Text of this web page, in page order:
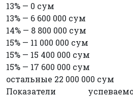
13% — 0 сум
13% — 6 600 000 сум
14% — 8 800 000 сум
15% — 11 000 000 сум
15% — 15 400 000 сум
15% — 17 600 000 сум
остальные 22 000 000 сум
Показатели